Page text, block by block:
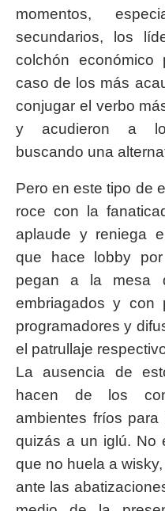
momentos,
secundarios, los
colchón
caso de los más
conjugar el verbo
y acudieron a
buscando una
Pero en este tipo de
roce con la
aplaude y reniega
que hace lobby
pegan a la mesa
embriagados y con
programadores y
el patrullaje
La ausencia de
hacen de los
ambientes fríos
quizás a un iglú. No
que no huela a
ante las